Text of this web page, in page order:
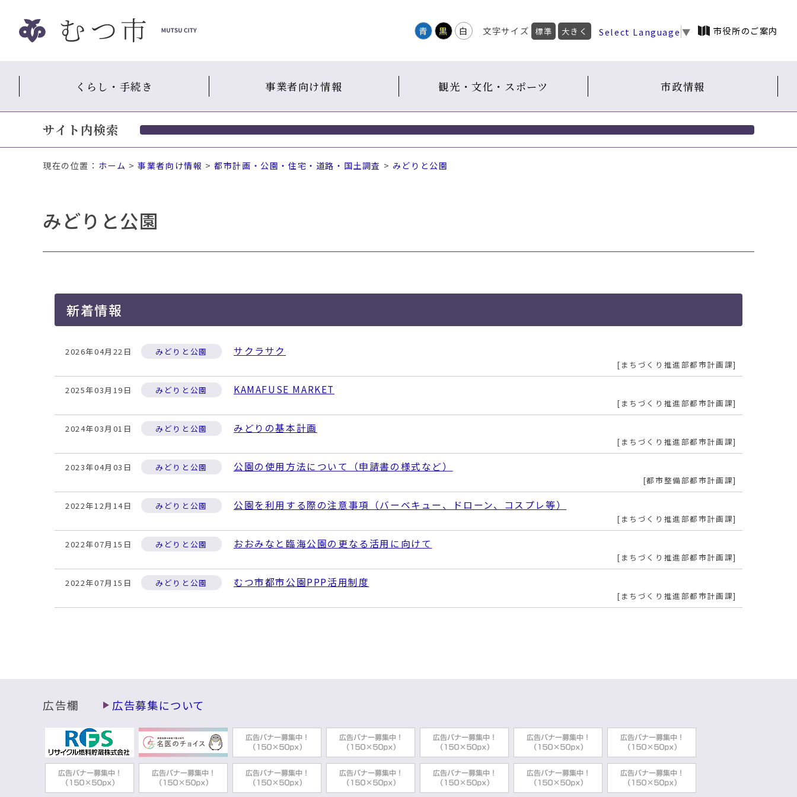
ッ
青 黒 白 文字サイズ 標準 大きく Select Language ▼ 市役所のご案内
くらし・手続き 事業者向け情報 観光・文化・スポーツ 市政情報
サイト内検索
現在の位置： ホーム >事業者向け情報 >都市計画・公園・住宅・道路・国土調査 > みどりと公園
みどりと公園
新着情報
2026年04月22日 みどりと公園 サクラサク
まちづくり推進部都市計画課
2025年03月19日 みどりと公園 KAMAFUSE MARKET
まちづくり推進部都市計画課
2024年03月01日 みどりと公園 みどりの基本計画
まちづくり推進部都市計画課
2023年04月03日 みどりと公園 公園の使用方法について（申請書の様式など）
都市整備部都市計画課
2022年12月14日 みどりと公園 公園を利用する際の注意事項（バーベキュー、ドローン、コスプレ等）
まちづくり推進部都市計画課
2022年07月15日 みどりと公園 おおみなと臨海公園の更なる活用に向けて
まちづくり推進部都市計画課
2022年07月15日 みどりと公園 むつ市都市公園PPP活用制度
まちづくり推進部都市計画課
広告欄 広告募集について